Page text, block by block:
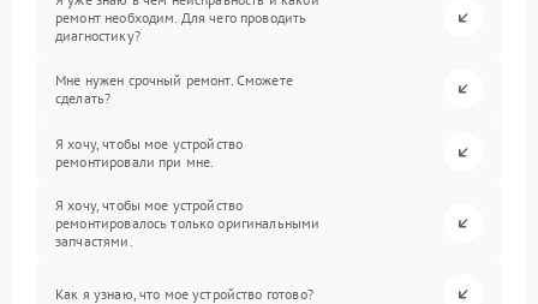
ремонт необходим. Для чего проводить
диагностику?
Мне нужен срочный ремонт. Сможете
сделать?
Я хочу, чтобы мое устройство
ремонтировали при мне.
Я хочу, чтобы мое устройство
ремонтировалось только оригинальными
запчастями.
Как я узнаю, что мое устройство готово?